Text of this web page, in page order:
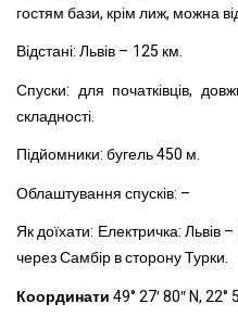
гостям бази, крім лиж, можна
Відстані: Львів – 125 км.
Спуски: для початківців,
складності.
Підйомники: бугель 450 м.
Облаштування спусків: –
Як доїхати: Електричка: Львів
через Самбір в сторону Турки.
Координати49° 27′ 80″ N, 22°